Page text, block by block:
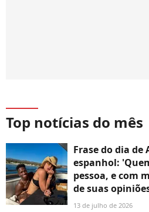
Top notícias do mês
Frase do dia
espanhol:
pessoa, e com
de suas
13 de julho de 2026